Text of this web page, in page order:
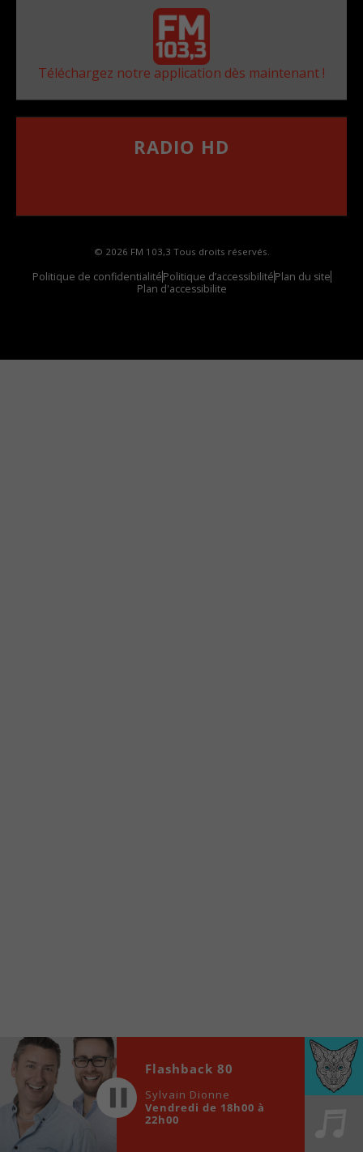
Téléchargez notre application dès maintenant !
RADIO HD
© 2026 FM 103,3 Tous droits réservés.
Politique de confidentialitéPolitique d’accessibilitéPlan du site
Plan d'accessibilite
locale vous sont maintenant accessibles en un clic!
Audio
Player
00:00 00:00
Flashback 80
Sylvain Dionne
Vendredi de 18h00 à
22h00